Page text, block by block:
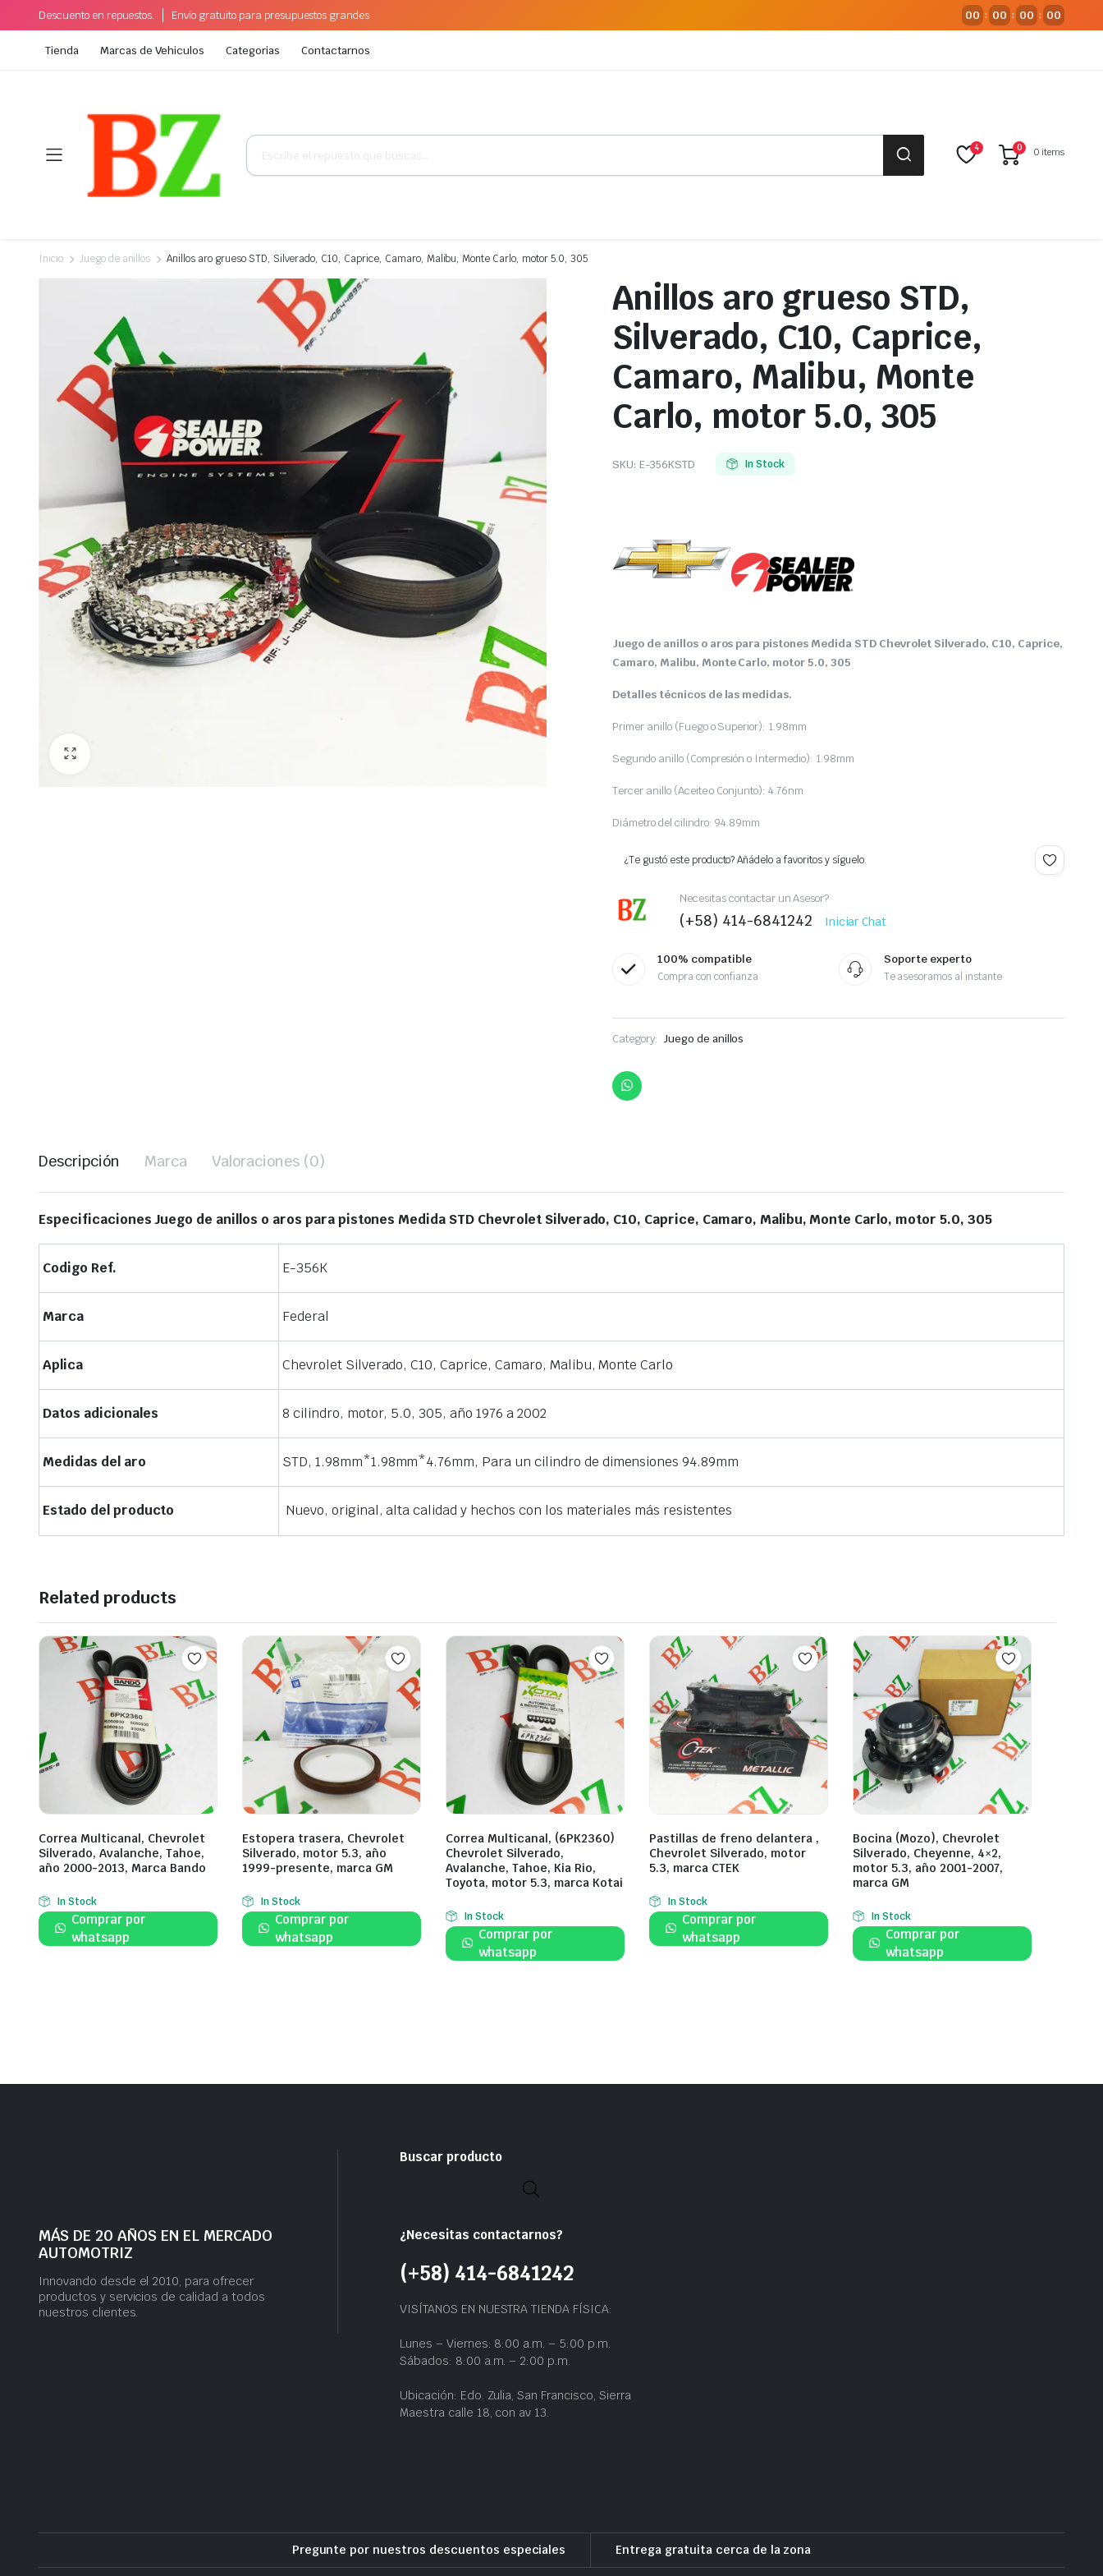
Descuento en repuestos. Envío gratuito para presupuestos grandes 00 : 00 : 00 : 00
Tienda Marcas de Vehiculos Categorias Contactarnos
Búsqueda
productos
4 0 0 items
Inicio Juego de anillos Anillos aro grueso STD, Silverado, C10, Caprice, Camaro, Malibu, Monte Carlo, motor 5.0, 305
Anillos aro grueso STD,
Silverado, C10, Caprice,
Camaro, Malibu, Monte
Carlo, motor 5.0, 305
SKU: E-356KSTD In Stock
Juego de anillos o aros para pistones Medida STD Chevrolet Silverado, C10, Caprice,
Camaro, Malibu, Monte Carlo, motor 5.0, 305
Detalles técnicos de las medidas.
Primer anillo (Fuego o Superior): 1.98mm
Segundo anillo (Compresión o Intermedio): 1.98mm
Tercer anillo (Aceite o Conjunto): 4.76nm
Diámetro del cilindro: 94.89mm
¿Te gustó este producto? Añádelo a favoritos y síguelo.
Necesitas contactar un Asesor?
(+58) 414-6841242 Iniciar Chat
100% compatible
Compra con confianza
Soporte experto
Te asesoramos al instante
Category: Juego de anillos
Descripción Marca Valoraciones (0)
Especificaciones Juego de anillos o aros para pistones Medida STD Chevrolet Silverado, C10, Caprice, Camaro, Malibu, Monte Carlo, motor 5.0, 305
Codigo Ref. E-356K
Marca Federal
Aplica Chevrolet Silverado, C10, Caprice, Camaro, Malibu, Monte Carlo
Datos adicionales 8 cilindro, motor, 5.0, 305, año 1976 a 2002
Medidas del aro STD, 1.98mm*1.98mm*4.76mm, Para un cilindro de dimensiones 94.89mm
Estado del producto Nuevo, original, alta calidad y hechos con los materiales más resistentes
Related products
Correa Multicanal, Chevrolet
Silverado, Avalanche, Tahoe,
año 2000-2013, Marca Bando
In Stock
Comprar por
whatsapp
Estopera trasera, Chevrolet
Silverado, motor 5.3, año
1999-presente, marca GM
In Stock
Comprar por
whatsapp
Correa Multicanal, (6PK2360)
Chevrolet Silverado,
Avalanche, Tahoe, Kia Rio,
Toyota, motor 5.3, marca Kotai
In Stock
Comprar por
whatsapp
Pastillas de freno delantera ,
Chevrolet Silverado, motor
5.3, marca CTEK
In Stock
Comprar por
whatsapp
Bocina (Mozo), Chevrolet
Silverado, Cheyenne, 4×2,
motor 5.3, año 2001-2007,
marca GM
In Stock
Comprar por
whatsapp
MÁS DE 20 AÑOS EN EL MERCADO
AUTOMOTRIZ
Innovando desde el 2010, para ofrecer
productos y servicios de calidad a todos
nuestros clientes.
Buscar producto
¿Necesitas contactarnos?
(+58) 414-6841242
VISÍTANOS EN NUESTRA TIENDA FÍSICA:
Lunes – Viernes: 8:00 a.m. – 5:00 p.m.
Sábados: 8:00 a.m. – 2:00 p.m.
Ubicación: Edo. Zulia, San Francisco, Sierra
Maestra calle 18, con av 13.
Pregunte por nuestros descuentos especiales Entrega gratuita cerca de la zona